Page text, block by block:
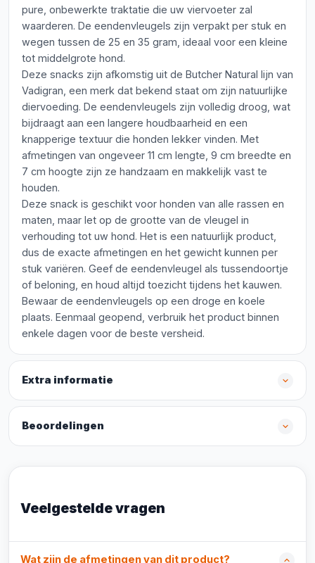
pure, onbewerkte traktatie die uw viervoeter zal
waarderen. De eendenvleugels zijn verpakt per stuk en
wegen tussen de 25 en 35 gram, ideaal voor een kleine
tot middelgrote hond.
Deze snacks zijn afkomstig uit de Butcher Natural lijn van
Vadigran, een merk dat bekend staat om zijn natuurlijke
diervoeding. De eendenvleugels zijn volledig droog, wat
bijdraagt aan een langere houdbaarheid en een
knapperige textuur die honden lekker vinden. Met
afmetingen van ongeveer 11 cm lengte, 9 cm breedte en
7 cm hoogte zijn ze handzaam en makkelijk vast te
houden.
Deze snack is geschikt voor honden van alle rassen en
maten, maar let op de grootte van de vleugel in
verhouding tot uw hond. Het is een natuurlijk product,
dus de exacte afmetingen en het gewicht kunnen per
stuk variëren. Geef de eendenvleugel als tussendoortje
of beloning, en houd altijd toezicht tijdens het kauwen.
Bewaar de eendenvleugels op een droge en koele
plaats. Eenmaal geopend, verbruik het product binnen
enkele dagen voor de beste versheid.
Extra informatie
Beoordelingen
Veelgestelde vragen
Wat zijn de afmetingen van dit product?